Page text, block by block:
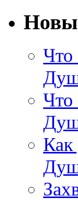
Что
Душ
Что
Душ
Как